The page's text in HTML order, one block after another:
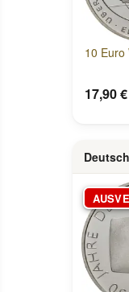
10
17,90 €